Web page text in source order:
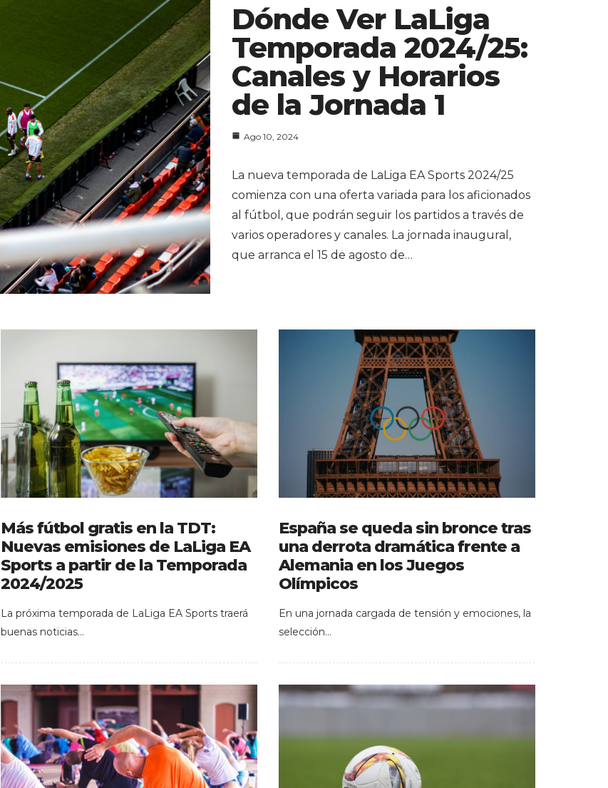
Dónde Ver LaLiga
Temporada 2024/25:
Canales y Horarios
de la Jornada 1
Ago 10, 2024
La nueva temporada de LaLiga EA Sports 2024/25
comienza con una oferta variada para los aficionados
al fútbol, que podrán seguir los partidos a través de
varios operadores y canales. La jornada inaugural,
que arranca el 15 de agosto de…
Más fútbol gratis en la TDT:
Nuevas emisiones de LaLiga EA
Sports a partir de la Temporada
2024/2025
La próxima temporada de LaLiga EA Sports traerá
buenas noticias…
España se queda sin bronce tras
una derrota dramática frente a
Alemania en los Juegos
Olímpicos
En una jornada cargada de tensión y emociones, la
selección…